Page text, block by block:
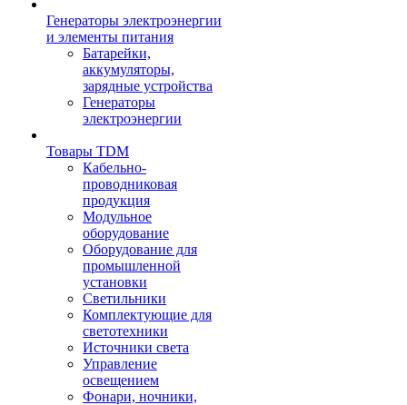
Генераторы электроэнергии
и элементы питания
Батарейки,
аккумуляторы,
зарядные устройства
Генераторы
электроэнергии
Товары TDM
Кабельно-
проводниковая
продукция
Модульное
оборудование
Оборудование для
промышленной
установки
Светильники
Комплектующие для
светотехники
Источники света
Управление
освещением
Фонари, ночники,